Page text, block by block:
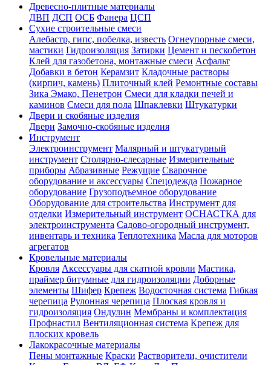
Древесно-плитные материалы
ДВП ДСП ОСБ Фанера ЦСП
Сухие строительные смеси
Алебастр, гипс, побелка, известь Огнеупорные смеси,
мастики Гидроизоляция Затирки Цемент и пескобетон
Клей для газобетона, монтажные смеси Асфальт
Добавки в бетон Керамзит Кладочные растворы
(кирпич, камень) Плиточный клей Ремонтные составы
Зика Эмако, Пенетрон Смеси для кладки печей и
каминов Смеси для пола Шпаклевки Штукатурки
Двери и скобяные изделия
Двери Замочно-скобяные изделия
Инструмент
Электроинструмент Малярный и штукатурный
инструмент Столярно-слесарные Измерительные
приборы Абразивные Режущие Сварочное
оборудование и аксессуары Спецодежда Пожарное
оборудование Грузоподъемное оборудование
Оборудование для строительства Инструмент для
отделки Измерительный инструмент ОСНАСТКА для
электроинструмента Садово-огородный инструмент,
инвентарь и техника Теплотехника Масла для моторов
агрегатов
Кровельные материалы
Кровля Аксессуары для скатной кровли Мастика,
праймер битумные для гидроизоляции Доборные
элементы Шифер Крепеж Водосточная система Гибкая
черепица Рулонная черепица Плоская кровля и
гидроизоляция Ондулин Мембраны и комплектация
Профнастил Вентиляционная система Крепеж для
плоских кровель
Лакокрасочные материалы
Пены монтажные Краски Растворители, очистители